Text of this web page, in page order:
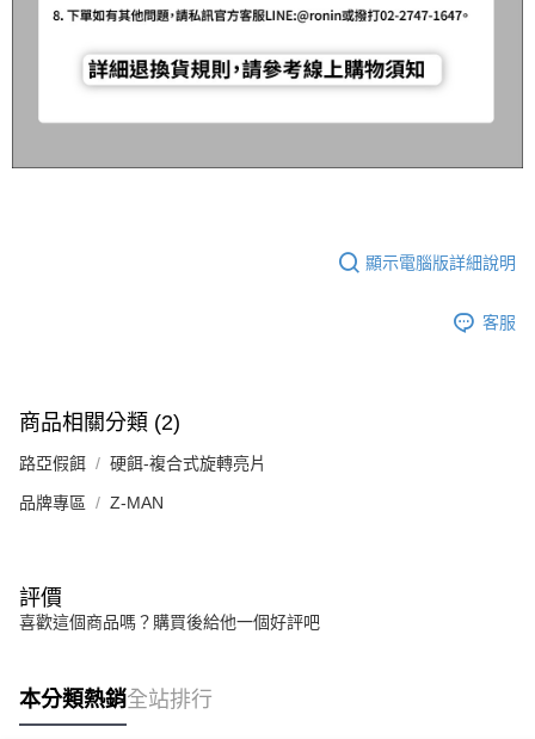
顯示電腦版詳細說明
客服
商品相關分類 (2)
路亞假餌 硬餌-複合式旋轉亮片
品牌專區 Z-MAN
評價
喜歡這個商品嗎？購買後給他一個好評吧
本分類熱銷全站排行